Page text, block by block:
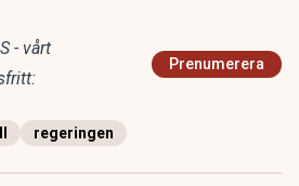
- vårt
Prenumerera
regeringen